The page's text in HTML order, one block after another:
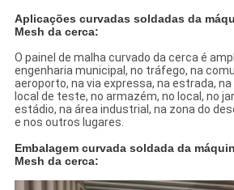
Aplicações curvadas soldadas da
Mesh da cerca:
O painel de malha curvado da cerca é
engenharia municipal, no tráfego, na
aeroporto, na via expressa, na estrada,
local de teste, no armazém, no local, no
estádio, na área industrial, na zona do
e nos outros lugares.
Embalagem curvada soldada da
Mesh da cerca: